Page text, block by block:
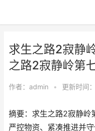
求生之路2寂静
之路2寂静岭第
作者： admin • 更新时间
摘要：求生之路2寂静岭
严控物资、紧凑推进并